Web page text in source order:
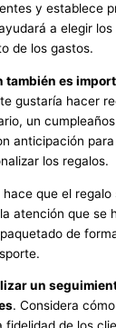
y establece
a elegir
de los gastos.
también es
gustaría hacer
un
anticipación
los regalos.
hace que el
atención que se
de
un
. Considera